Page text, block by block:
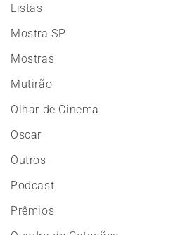
Listas
Mostra SP
Mostras
Mutirão
Olhar de Cinema
Oscar
Outros
Podcast
Prêmios